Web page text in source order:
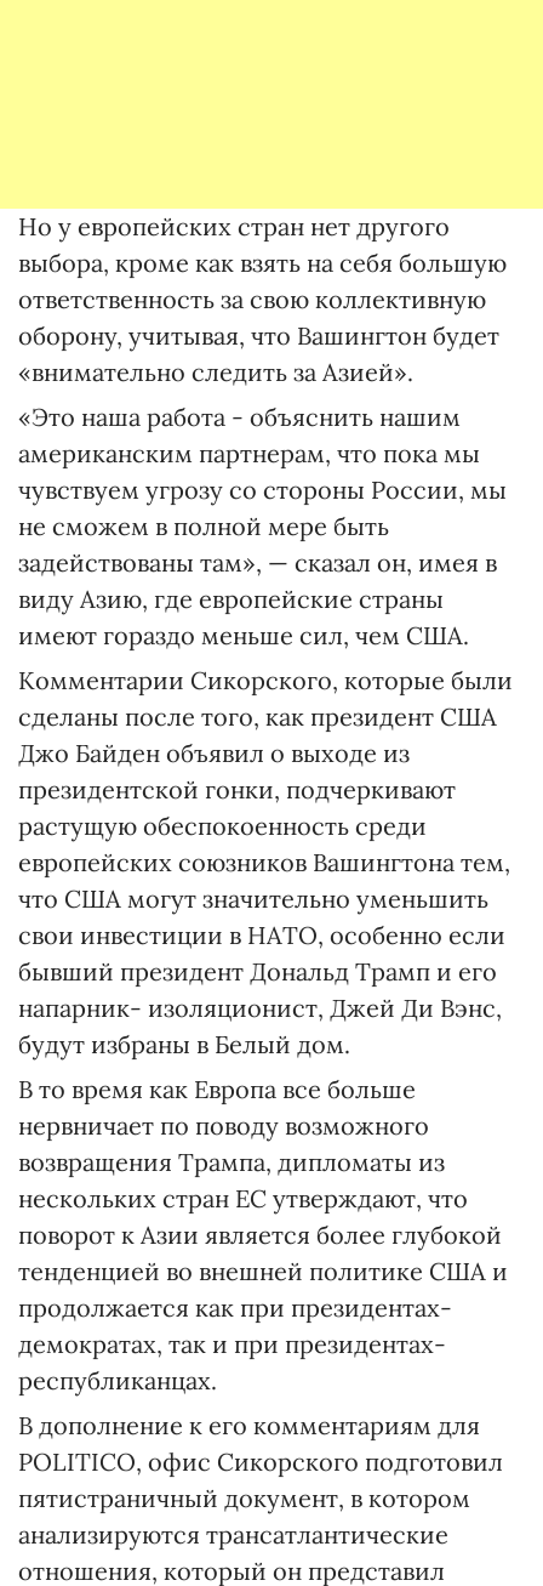
Но у европейских стран нет другого
выбора, кроме как взять на себя большую
ответственность за свою коллективную
оборону, учитывая, что Вашингтон будет
«внимательно следить за Азией».
«Это наша работа - объяснить нашим
американским партнерам, что пока мы
чувствуем угрозу со стороны России, мы
не сможем в полной мере быть
задействованы там», — сказал он, имея в
виду Азию, где европейские страны
имеют гораздо меньше сил, чем США.
Комментарии Сикорского, которые были
сделаны после того, как президент США
Джо Байден объявил о выходе из
президентской гонки, подчеркивают
растущую обеспокоенность среди
европейских союзников Вашингтона тем,
что США могут значительно уменьшить
свои инвестиции в НАТО, особенно если
бывший президент Дональд Трамп и его
напарник- изоляционист, Джей Ди Вэнс,
будут избраны в Белый дом.
В то время как Европа все больше
нервничает по поводу возможного
возвращения Трампа, дипломаты из
нескольких стран ЕС утверждают, что
поворот к Азии является более глубокой
тенденцией во внешней политике США и
продолжается как при президентах-
демократах, так и при президентах-
республиканцах.
В дополнение к его комментариям для
POLITICO, офис Сикорского подготовил
пятистраничный документ, в котором
анализируются трансатлантические
отношения, который он представил